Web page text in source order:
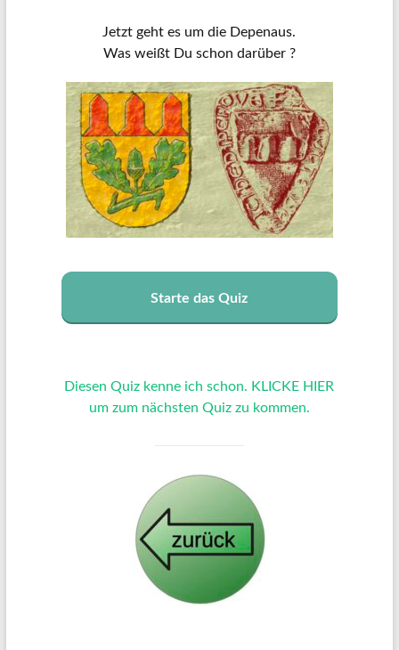
Jetzt geht es um die Depenaus.
Was weißt Du schon darüber ?
Starte das Quiz
Diesen Quiz kenne ich schon. KLICKE HIER
um zum nächsten Quiz zu kommen.